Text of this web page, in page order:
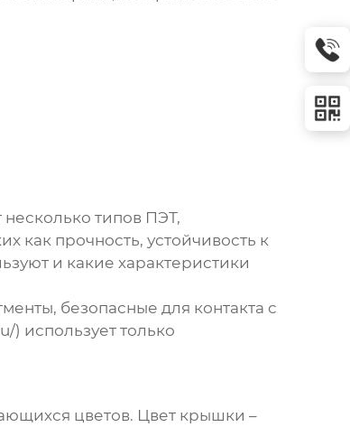
типов ПЭТ,
как прочность, устойчивость к
и какие характеристики
безопасные для контакта с
использует только
цветов. Цвет крышки –